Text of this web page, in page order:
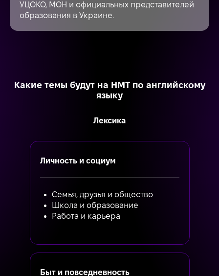
УЦОКО, МОН и официальных представителей
образования в Украине.
Какие темы будут на НМТ по английскому
языку
Лексика
Личность и социум
Семья, друзья и общество
Школа и образование
Работа и карьера
Быт и повседневность